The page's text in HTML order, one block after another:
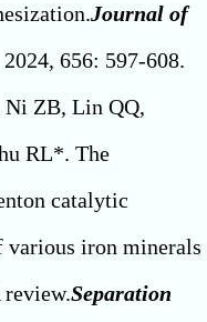
Journal of
2024, 656: 597-608.
Ni ZB, Lin QQ,
RL*. The
catalytic
various iron minerals
Separation